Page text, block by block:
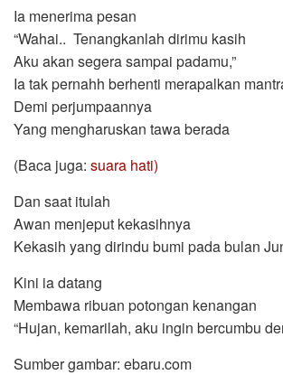
Ia menerima pesan
“Wahai.. Tenangkanlah dirimu kasih
Aku akan segera sampai padamu,”
Ia tak pernahh berhenti merapalkan
Demi perjumpaannya
Yang mengharuskan tawa berada
(Baca juga: suara hati)
Dan saat itulah
Awan menjeput kekasihnya
Kekasih yang dirindu bumi pada bulan
Kini ia datang
Membawa ribuan potongan kenangan
“Hujan, kemarilah, aku ingin bercumbu
Sumber gambar: ebaru.com